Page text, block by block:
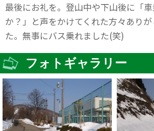
最後にお礼を。登山中や下山後に「
か？」と声をかけてくれた方々あり
た。無事にバス乗れました(笑)
フォトギャラリー